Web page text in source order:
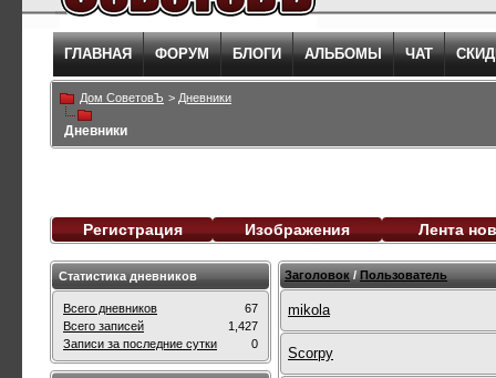
ГЛАВНАЯ ФОРУМ БЛОГИ АЛЬБОМЫ ЧАТ
Дом СоветовЪ > Дневники
Дневники
Регистрация Изображения Лента
Заголовок / Пользователь
mikola
Scorpy
Статистика дневников
Всего дневников
67
Всего записей
1,427
Записи за последние сутки
0